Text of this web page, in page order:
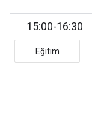
15:00-16:30
Eğitim